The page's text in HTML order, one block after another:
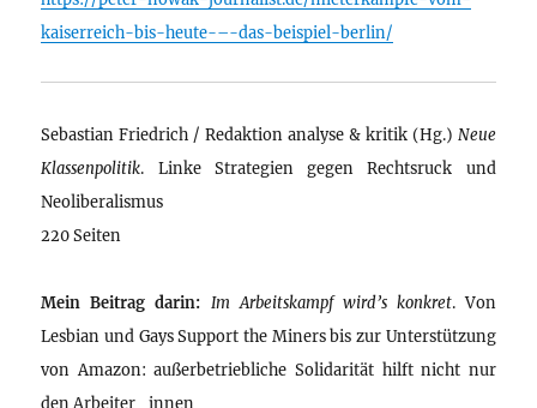
kaiserreich-bis-heute-–-das-beispiel-berlin/
Sebastian Friedrich / Redaktion analyse & kritik (Hg.) Neue
Klassenpolitik. Linke Strategien gegen Rechtsruck und
Neoliberalismus
220 Seiten
Mein Beitrag darin: Im Arbeitskampf wird’s konkret. Von
Lesbian und Gays Support the Miners bis zur Unterstützung
von Amazon: außerbetriebliche Solidarität hilft nicht nur
den Arbeiter_innen